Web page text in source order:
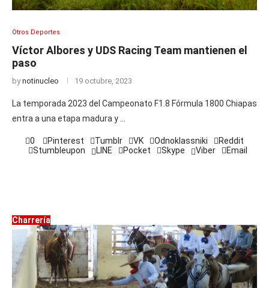
Otros Deportes
Víctor Albores y UDS Racing Team mantienen el
paso
bynotinucleo 19 octubre, 2023
La temporada 2023 del Campeonato F1.8 Fórmula 1800 Chiapas
entra a una etapa madura y …
0 Pinterest Tumblr VK Odnoklassniki
Reddit
Stumbleupon
LINE Pocket Skype Viber Email
Charrería